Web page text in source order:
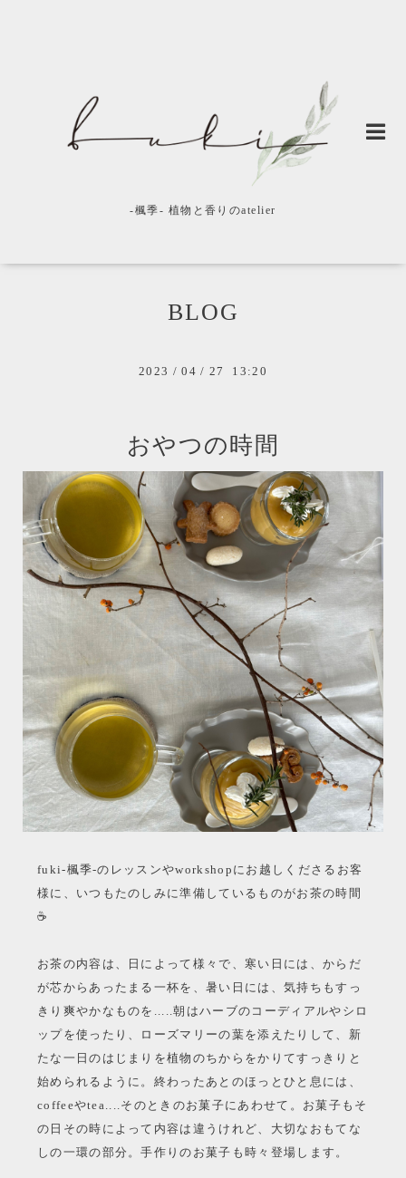
-楓季- 植物と香りのatelier
BLOG
2023 /04 / 27 13:20
おやつの時間
fuki-楓季-のレッスンやworkshopにお越しくださるお客
様に、いつもたのしみに準備しているものがお茶の時間
☕️
お茶の内容は、日によって様々で、寒い日には、からだ
が芯からあったまる一杯を、暑い日には、気持ちもすっ
きり爽やかなものを.....朝はハーブのコーディアルやシロ
ップを使ったり、ローズマリーの葉を添えたりして、新
たな一日のはじまりを植物のちからをかりてすっきりと
始められるように。終わったあとのほっとひと息には、
coffeeやtea....そのときのお菓子にあわせて。お菓子もそ
の日その時によって内容は違うけれど、大切なおもてな
しの一環の部分。手作りのお菓子も時々登場します。